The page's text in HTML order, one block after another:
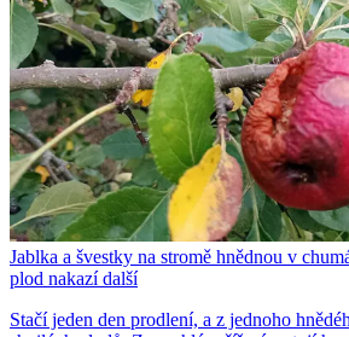
Jablka a švestky na stromě hnědnou v
plod nakazí další
Stačí jeden den prodlení, a z jednoho